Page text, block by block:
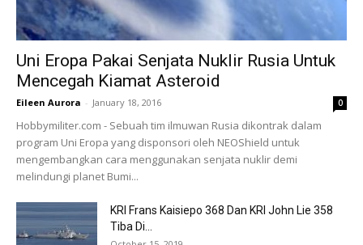
Uni Eropa Pakai Senjata Nuklir Rusia Untuk
Mencegah Kiamat Asteroid
Eileen Aurora - January 18, 2016 0
Hobbymiliter.com - Sebuah tim ilmuwan Rusia dikontrak dalam
program Uni Eropa yang disponsori oleh NEOShield untuk
mengembangkan cara menggunakan senjata nuklir demi
melindungi planet Bumi...
KRI Frans Kaisiepo 368 Dan KRI John Lie 358
Tiba Di...